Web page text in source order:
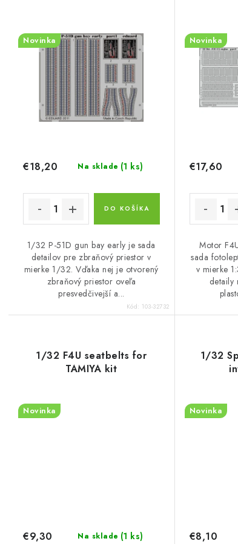
i
e
p
r
o
u
k
t
o
v
Novinka
Na sklade (1 ks)
€18,20
DO KOŠÍKA
1/32 P-51D gun bay early je sada
detailov pre zbraňový priestor v
mierke 1/32. Vďaka nej je otvorený
zbraňový priestor oveľa
presvedčivejší a...
Kód: 103-32732
Novinka
€17,60
Motor
sada
v mierke
detaily
1/32 F4U seatbelts for
TAMIYA kit
Novinka
Na sklade (1 ks)
€9,30
1/32
Novinka
€8,10